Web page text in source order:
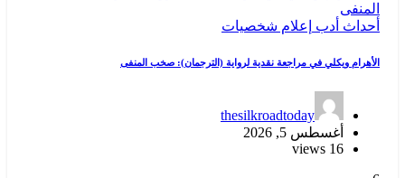
أحداث أدب إعلام شخصيات
الأهرام ويكلي في مراجعة نقدية لرواية (الترجمان): صخب المنفى
thesilkroadtoday
أغسطس 5, 2026
16 views